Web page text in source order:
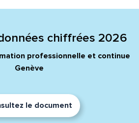
chiffrées 2026
professionnelle et continue
Genève
le document